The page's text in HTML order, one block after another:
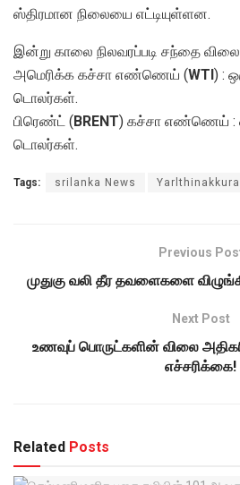
ஸ்திரமான நிலையை எட்டியுள்ளன.
இன்று காலை நிலவரப்படி சந்தை
அமெரிக்க கச்சா எண்ணெய் (WTI) :
டொலர்கள்.
பிரெண்ட் (BRENT) கச்சா எண்ணெய் :
டொலர்கள்.
Tags: srilanka News Yarlthinakkural
Previous
முதுகு வலி தீர தவளைகளை
Next Post
உணவுப் பொருட்களின் விலை
எச்சரிக்கை!
Related Posts